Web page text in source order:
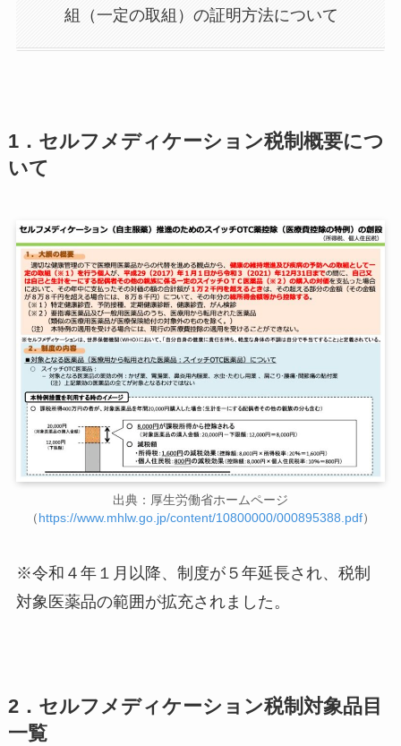
組（一定の取組）の証明方法について
1． セルフメディケーション税制概要につ
いて
出典：厚生労働省ホームページ
（https://www.mhlw.go.jp/content/10800000/000895388.pdf）
※令和４年１月以降、制度が５年延長され、税制
対象医薬品の範囲が拡充されました。
2．セルフメディケーション税制対象品目
一覧